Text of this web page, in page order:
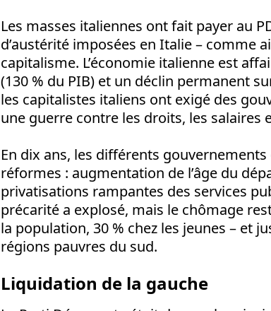
Les masses italiennes ont fait payer au
d’austérité imposées en Italie – comme
capitalisme. L’économie italienne est
(130 % du PIB) et un déclin permanent
les capitalistes italiens ont exigé des
une guerre contre les droits, les salaires
En dix ans, les différents
réformes : augmentation de l’âge du
privatisations rampantes des services
précarité a explosé, mais le chômage
la population, 30 % chez les jeunes – et
régions pauvres du sud.
Liquidation de la gauche